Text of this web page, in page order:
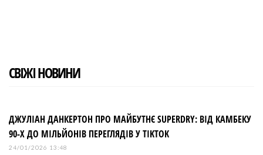
СВІЖІ НОВИНИ
ДЖУЛІАН ДАНКЕРТОН ПРО МАЙБУТНЄ SUPERDRY: ВІД КАМБЕКУ
90-Х ДО МІЛЬЙОНІВ ПЕРЕГЛЯДІВ У TIKTOK
24/01/2026 13:48